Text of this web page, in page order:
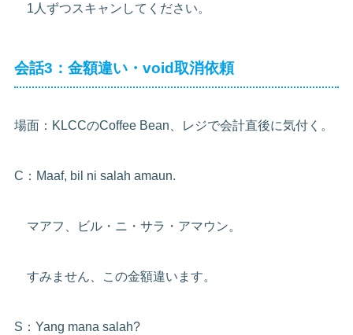
1人ずつスキャンしてください。
会話3：金額違い・void取消依頼
場面：KLCCのCoffee Bean、レジで会計直後に気付く。
C：Maaf, bil ni salah amaun.
マアフ、ビル・ニ・サラ・アマウン。
すみません、この金額違います。
S：Yang mana salah?